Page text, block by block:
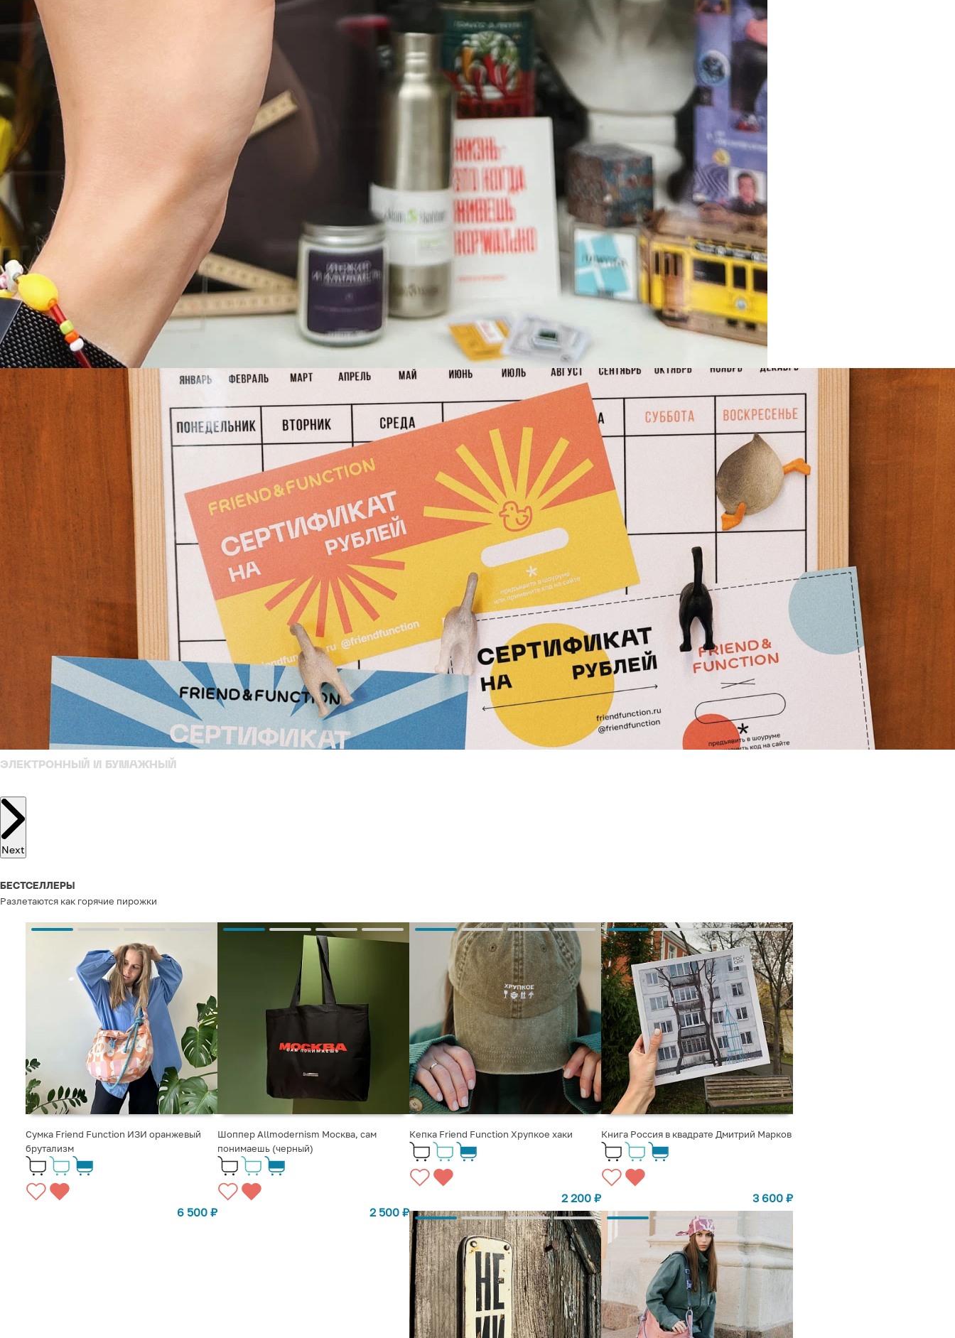
ЭЛЕКТРОННЫЙ И БУМАЖНЫЙ
Next
БЕСТСЕЛЛЕРЫ
Разлетаются как горячие пирожки
Сумка Friend Function ИЗИ оранжевый
брутализм
6 500 ₽
Шоппер Allmodernism Москва, сам
понимаешь (черный)
2 500 ₽
Кепка Friend Function Хрупкое хаки
2 200 ₽
Книга Россия в квадрате Дмитрий Марков
3 600 ₽